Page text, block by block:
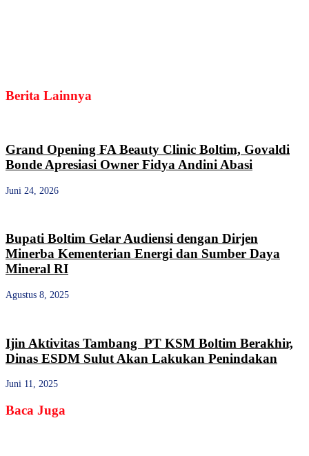
Berita Lainnya
Grand Opening FA Beauty Clinic Boltim, Govaldi
Bonde Apresiasi Owner Fidya Andini Abasi
Juni 24, 2026
Bupati Boltim Gelar Audiensi dengan Dirjen
Minerba Kementerian Energi dan Sumber Daya
Mineral RI
Agustus 8, 2025
Ijin Aktivitas Tambang PT KSM Boltim Berakhir,
Dinas ESDM Sulut Akan Lakukan Penindakan
Juni 11, 2025
Baca Juga